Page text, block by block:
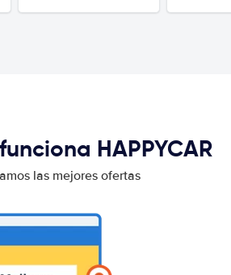
HAPPYCAR
las mejores ofertas